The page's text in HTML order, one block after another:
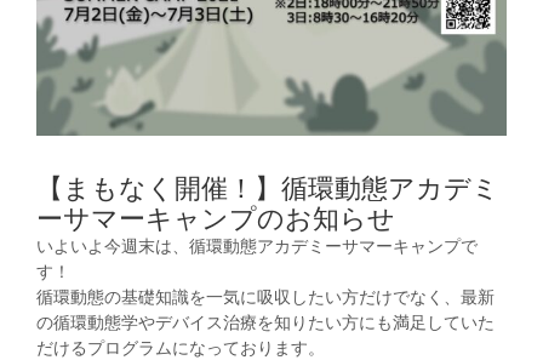
【まもなく開催！】循環動態アカデミ
ーサマーキャンプのお知らせ
いよいよ今週末は、循環動態アカデミーサマーキャンプで
す！
循環動態の基礎知識を一気に吸収したい方だけでなく、最新
の循環動態学やデバイス治療を知りたい方にも満足していた
だけるプログラムになっております。